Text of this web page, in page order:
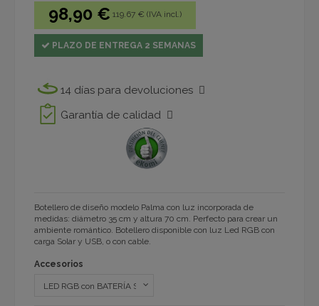
98,90 € 119.67 € (IVA incl.)
PLAZO DE ENTREGA 2 SEMANAS
14 días para devoluciones
Garantía de calidad
Botellero de diseño modelo Palma con luz incorporada de
medidas: diámetro 35 cm y altura 70 cm. Perfecto para crear un
ambiente romántico. Botellero disponible con luz Led RGB con
carga Solar y USB, o con cable.
Accesorios